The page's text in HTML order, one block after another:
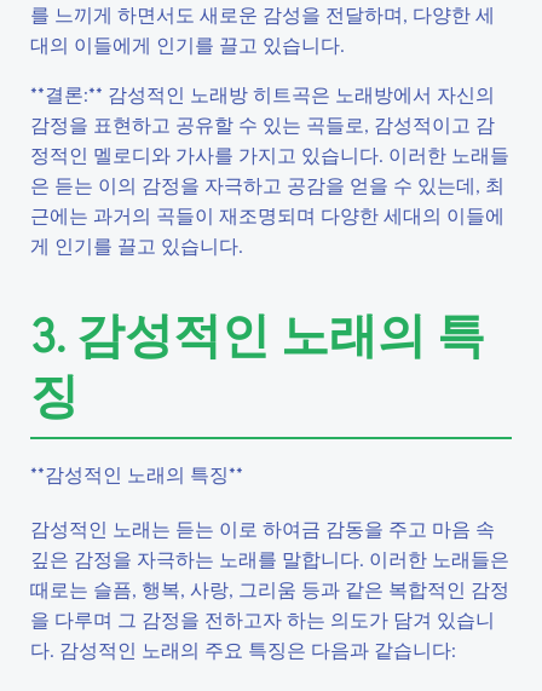
를 느끼게 하면서도 새로운 감성을 전달하며, 다양한 세
대의 이들에게 인기를 끌고 있습니다.
**결론:** 감성적인 노래방 히트곡은 노래방에서 자신의
감정을 표현하고 공유할 수 있는 곡들로, 감성적이고 감
정적인 멜로디와 가사를 가지고 있습니다. 이러한 노래들
은 듣는 이의 감정을 자극하고 공감을 얻을 수 있는데, 최
근에는 과거의 곡들이 재조명되며 다양한 세대의 이들에
게 인기를 끌고 있습니다.
3. 감성적인 노래의 특
징
**감성적인 노래의 특징**
감성적인 노래는 듣는 이로 하여금 감동을 주고 마음 속
깊은 감정을 자극하는 노래를 말합니다. 이러한 노래들은
때로는 슬픔, 행복, 사랑, 그리움 등과 같은 복합적인 감정
을 다루며 그 감정을 전하고자 하는 의도가 담겨 있습니
다. 감성적인 노래의 주요 특징은 다음과 같습니다: